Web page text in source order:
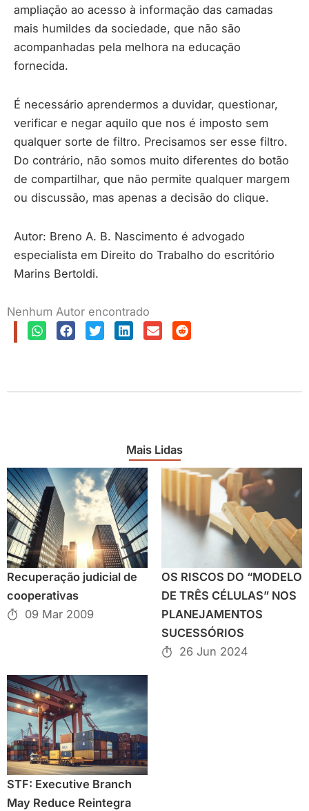
ampliação ao acesso à informação das camadas
mais humildes da sociedade, que não são
acompanhadas pela melhora na educação
fornecida.
É necessário aprendermos a duvidar, questionar,
verificar e negar aquilo que nos é imposto sem
qualquer sorte de filtro. Precisamos ser esse filtro.
Do contrário, não somos muito diferentes do botão
de compartilhar, que não permite qualquer margem
ou discussão, mas apenas a decisão do clique.
Autor: Breno A. B. Nascimento é advogado
especialista em Direito do Trabalho do escritório
Marins Bertoldi.
Nenhum Autor encontrado
Mais Lidas
Recuperação judicial de
cooperativas
09 Mar 2009
OS RISCOS DO “MODELO
DE TRÊS CÉLULAS” NOS
PLANEJAMENTOS
SUCESSÓRIOS
26 Jun 2024
STF: Executive Branch
May Reduce Reintegra